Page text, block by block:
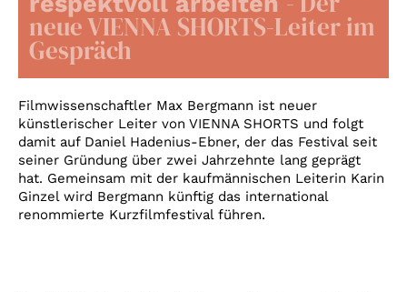
Account
Suche
neue VIENNA SHORTS-Leiter im
Gespräch
Filmwissenschaftler Max Bergmann ist neuer
künstlerischer Leiter von VIENNA SHORTS und folgt
damit auf Daniel Hadenius-Ebner, der das Festival seit
seiner Gründung über zwei Jahrzehnte lang geprägt
hat. Gemeinsam mit der kaufmännischen Leiterin Karin
Ginzel wird Bergmann künftig das international
renommierte Kurzfilmfestival führen.